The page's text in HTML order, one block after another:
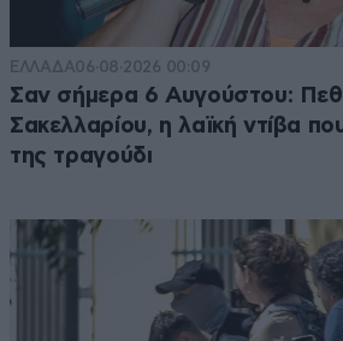
ΕΛΛΑΔΑ06·08·2026 00:09
Σαν σήμερα 6 Αυγούστου:
Σακελλαρίου, η λαϊκή ντίβα
της τραγούδι